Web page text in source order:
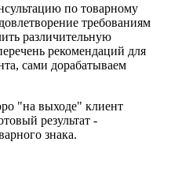
по товарному
требованиям
различительную
рекомендаций для
сами дорабатываем
"на выходе" клиент
результат -
знака.